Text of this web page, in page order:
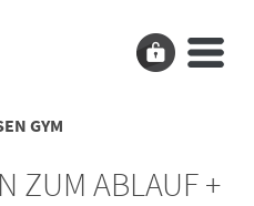
GYM
ZUM ABLAUF +